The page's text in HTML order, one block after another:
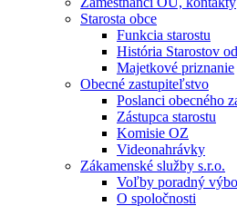
Starosta obce
Funkcia starostu
História Starostov
Majetkové priznanie
Obecné zastupiteľstvo
Poslanci obecného
Zástupca starostu
Komisie OZ
Videonahrávky
Zákamenské služby s.r.o.
Voľby poradný
O spoločnosti